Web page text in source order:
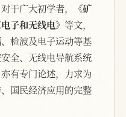
于广大初学者，
《矿
电子和无线电》 等文，
检波及电子运动等基
全、无线电导航系统
有专门论述，力求为
国民经济应用的完整